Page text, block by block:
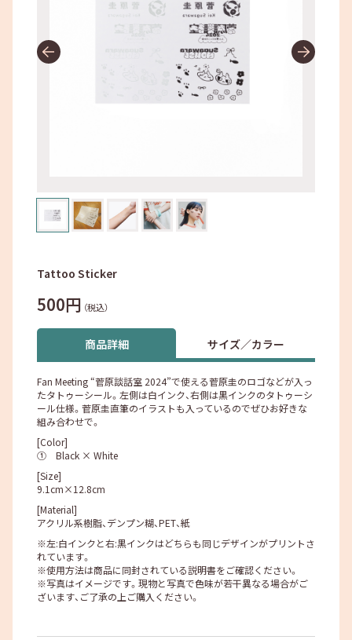
Tattoo Sticker
500円 （税込）
商品詳細 サイズ／カラー
Fan Meeting “菅原談話室 2024”で使える菅原圭のロゴなどが入っ
たタトゥーシール。左側は白インク、右側は黒インクのタトゥーシ
ール仕様。菅原圭直筆のイラストも入っているのでぜひお好きな
組み合わせで。
[Color]
① Black × White
[Size]
9.1cm×12.8cm
[Material]
アクリル系樹脂、デンプン糊、PET、紙
※左:白インクと右:黒インクはどちらも同じデザインがプリントさ
れています。
※使用方法は商品に同封されている説明書をご確認ください。
※写真はイメージです。現物と写真で色味が若干異なる場合がご
ざいます、ご了承の上ご購入ください。